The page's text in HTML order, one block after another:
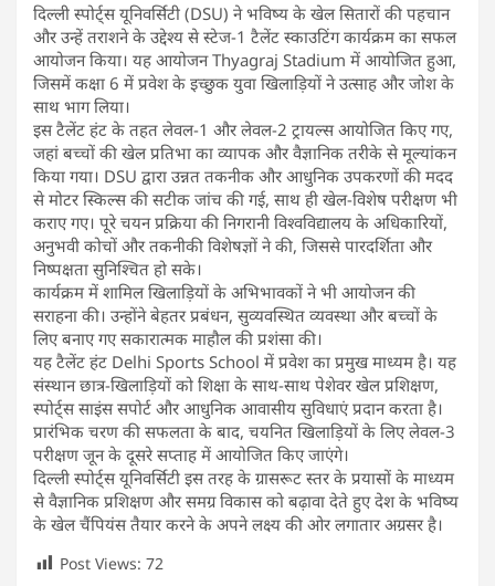
दिल्ली स्पोर्ट्स यूनिवर्सिटी (DSU) ने भविष्य के खेल सितारों की पहचान
और उन्हें तराशने के उद्देश्य से स्टेज-1 टैलेंट स्काउटिंग कार्यक्रम का सफल
आयोजन किया। यह आयोजन Thyagraj Stadium में आयोजित हुआ,
जिसमें कक्षा 6 में प्रवेश के इच्छुक युवा खिलाड़ियों ने उत्साह और जोश के
साथ भाग लिया।
इस टैलेंट हंट के तहत लेवल-1 और लेवल-2 ट्रायल्स आयोजित किए गए,
जहां बच्चों की खेल प्रतिभा का व्यापक और वैज्ञानिक तरीके से मूल्यांकन
किया गया। DSU द्वारा उन्नत तकनीक और आधुनिक उपकरणों की मदद
से मोटर स्किल्स की सटीक जांच की गई, साथ ही खेल-विशेष परीक्षण भी
कराए गए। पूरे चयन प्रक्रिया की निगरानी विश्वविद्यालय के अधिकारियों,
अनुभवी कोचों और तकनीकी विशेषज्ञों ने की, जिससे पारदर्शिता और
निष्पक्षता सुनिश्चित हो सके।
कार्यक्रम में शामिल खिलाड़ियों के अभिभावकों ने भी आयोजन की
सराहना की। उन्होंने बेहतर प्रबंधन, सुव्यवस्थित व्यवस्था और बच्चों के
लिए बनाए गए सकारात्मक माहौल की प्रशंसा की।
यह टैलेंट हंट Delhi Sports School में प्रवेश का प्रमुख माध्यम है। यह
संस्थान छात्र-खिलाड़ियों को शिक्षा के साथ-साथ पेशेवर खेल प्रशिक्षण,
स्पोर्ट्स साइंस सपोर्ट और आधुनिक आवासीय सुविधाएं प्रदान करता है।
प्रारंभिक चरण की सफलता के बाद, चयनित खिलाड़ियों के लिए लेवल-3
परीक्षण जून के दूसरे सप्ताह में आयोजित किए जाएंगे।
दिल्ली स्पोर्ट्स यूनिवर्सिटी इस तरह के ग्रासरूट स्तर के प्रयासों के माध्यम
से वैज्ञानिक प्रशिक्षण और समग्र विकास को बढ़ावा देते हुए देश के भविष्य
के खेल चैंपियंस तैयार करने के अपने लक्ष्य की ओर लगातार अग्रसर है।
Post Views: 72